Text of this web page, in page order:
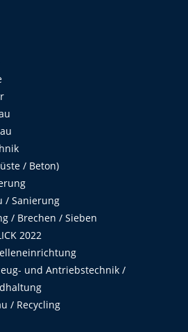
/ Beton)
/ Sanierung
/ Brechen / Sieben
2022
und Antriebstechnik /
/ Recycling